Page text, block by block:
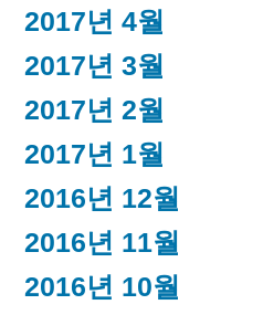
2017년 4월
2017년 3월
2017년 2월
2017년 1월
2016년 12월
2016년 11월
2016년 10월